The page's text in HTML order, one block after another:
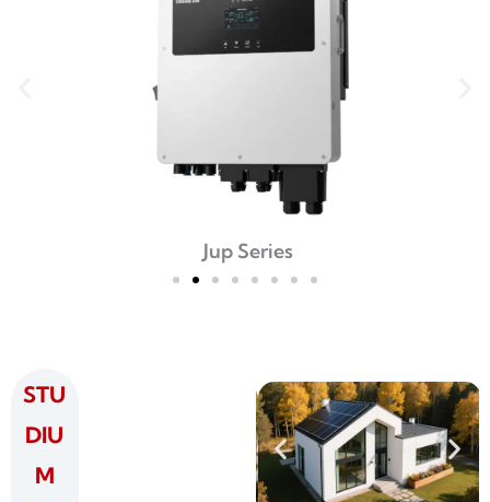
Jup Series
STU
DIU
M